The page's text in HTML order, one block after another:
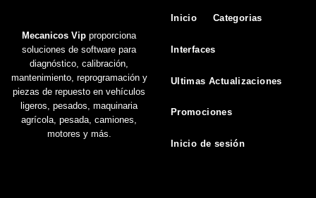
Mecanicos Vip proporciona
soluciones de software para
diagnóstico, calibración,
mantenimiento, reprogramación y
piezas de repuesto en vehículos
ligeros, pesados, maquinaria
agrícola, pesada, camiones,
motores y más.
Inicio Categorias
Interfaces
Ultimas Actualizaciones
Promociones
Inicio de sesión